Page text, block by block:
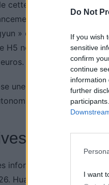
Do Not
If you wish
sensitive
confirm
continue
information
further
I want
cette gamme est le
avec plus de 25
» de SAIC, empruntée
H5 ne dispose pas de
une motorisation
(technologie EREV).
et
informations en
Huawei et SAIC visent